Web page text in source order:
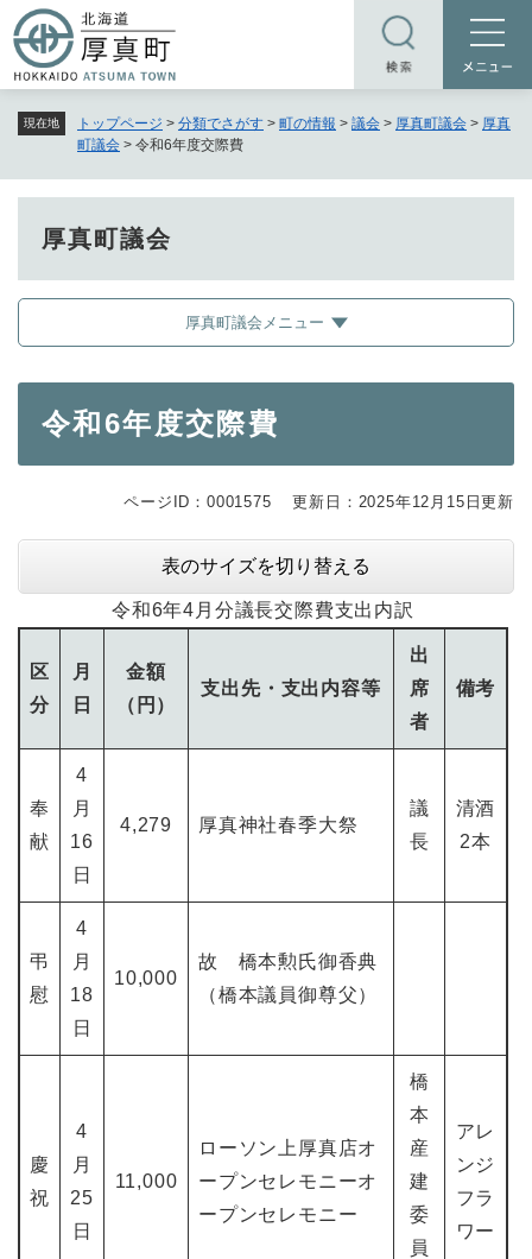
ー
ジ
で
現在地 トップページ > 分類でさがす > 町の情報 > 議会 > 厚真町議会 > 厚真
町議会 > 令和6年度交際費
厚真町議会
厚真町議会メニュー
令和6年度交際費
ページID：0001575 更新日：2025年12月15日更新
表のサイズを切り替える
令和6年4月分議長交際費支出内訳
区
分
月
日
金額
（円）
支出先・支出内容等
出
席
者
備考
奉
献
4
月
16
日
4,279 厚真神社春季大祭
議
長
清酒
2本
弔
慰
4
月
18
日
10,000
故 橋本勲氏御香典
（橋本議員御尊父）
慶
祝
4
月
25
日
11,000
ローソン上厚真店オ
ープンセレモニーオ
ープンセレモニー
橋
本
産
建
委
員
アレ
ンジ
フラ
ワー